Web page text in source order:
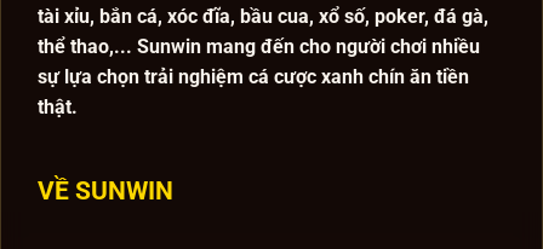
tài xỉu, bắn cá, xóc đĩa, bầu cua, xổ số, poker, đá gà,
thể thao,... Sunwin mang đến cho người chơi nhiều
sự lựa chọn trải nghiệm cá cược xanh chín ăn tiền
thật.
VỀ SUNWIN